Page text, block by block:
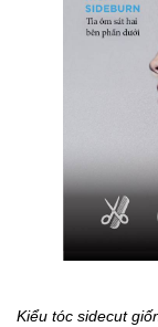
Kiểu tóc sidecut